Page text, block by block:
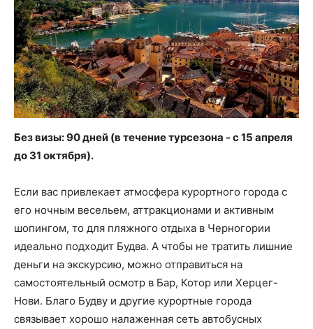
Без визы: 90 дней (в течение турсезона - с 15 апреля
до 31 октября).
Если вас привлекает атмосфера курортного города с
его ночным весельем, аттракционами и активным
шопингом, то для пляжного отдыха в Черногории
идеально подходит Будва. А чтобы не тратить лишние
деньги на экскурсию, можно отправиться на
самостоятельный осмотр в Бар, Котор или Херцег-
Нови. Благо Будву и другие курортные города
связывает хорошо налаженная сеть автобусных